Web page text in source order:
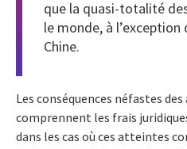
que la quasi-totalité
le monde, à
Chine.
Les conséquences néfastes
comprennent les frais
dans les cas où ces atteintes